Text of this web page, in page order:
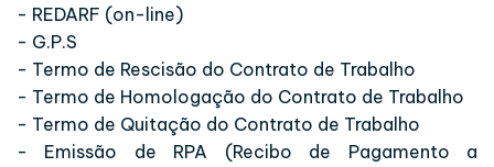
- REDARF (on-line)
- G.P.S
- Termo de Rescisão do Contrato de Trabalho
- Termo de Homologação do Contrato de Trabalho
- Termo de Quitação do Contrato de Trabalho
- Emissão de RPA (Recibo de Pagamento a